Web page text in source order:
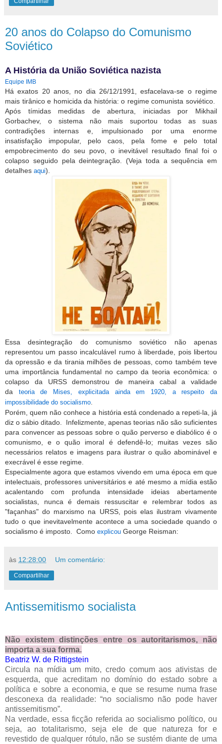
20 anos do Colapso do Comunismo
Soviético
A História da União Soviética nazista
Equipe IMB
Há exatos 20 anos, no dia 26/12/1991, esfacelava-se o regime
mais tirânico e homicida da história: o regime comunista soviético.
Após tímidas medidas de abertura, iniciadas por Mikhail
Gorbachev, o sistema não mais suportou todas as suas
contradições internas e, impulsionado por uma enorme
insatisfação impopular, pelo caos, pela fome e pelo total
empobrecimento do seu povo, o inevitável resultado final foi o
colapso seguido pela deintegração. (Veja toda a sequência em
detalhes aqui).
Essa desintegração do comunismo soviético não apenas
representou um passo incalculável rumo à liberdade, pois libertou
da opressão e da tirania milhões de pessoas, como também teve
uma importância fundamental no campo da teoria econômica: o
colapso da URSS demonstrou de maneira cabal a validade
da teoria de Mises, explicitada ainda em 1920, a respeito da
impossibilidade do socialismo
Porém, quem não conhece a história está condenado a repeti-la, já
diz o sábio ditado. Infelizmente, apenas teorias não são suficientes
para convencer as pessoas sobre o quão perverso e diabólico é o
comunismo, e o quão imoral é defendê-lo; muitas vezes são
necessários relatos e imagens para ilustrar o quão abominável e
execrável é esse regime.
Especialmente agora que estamos vivendo em uma época em que
intelectuais, professores universitários e até mesmo a mídia estão
acalentando com profunda intensidade ideias abertamente
socialistas, nunca é demais ressuscitar e relembrar todos as
"façanhas" do marxismo na URSS, pois elas ilustram vivamente
tudo o que inevitavelmente acontece a uma sociedade quando o
socialismo é imposto. Como explicou George Reisman:
às 12:28:00 Um comentário:
Compartilhar
Antissemitismo socialista
Não existem distinções entre os autoritarismos, não
importa a sua forma.
Beatriz W. de Rittigstein
Circula na mídia um mito, credo comum aos ativistas de
esquerda, que acreditam no domínio do estado sobre a
política e sobre a economia, e que se resume numa frase
desconexa da realidade: “no socialismo não pode haver
antissemitismo”.
Na verdade, essa ficção referida ao socialismo político, ou
seja, ao totalitarismo, seja ele de que natureza for e
revestido de qualquer rótulo, não se sustém diante de uma